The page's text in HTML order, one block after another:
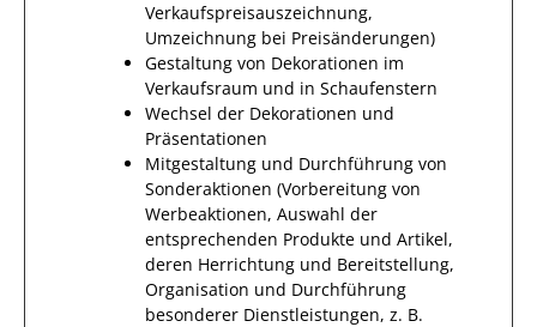
Verkaufspreisauszeichnung,
Umzeichnung bei Preisänderungen)
Gestaltung von Dekorationen im
Verkaufsraum und in Schaufenstern
Wechsel der Dekorationen und
Präsentationen
Mitgestaltung und Durchführung von
Sonderaktionen (Vorbereitung von
Werbeaktionen, Auswahl der
entsprechenden Produkte und Artikel,
deren Herrichtung und Bereitstellung,
Organisation und Durchführung
besonderer Dienstleistungen, z. B.